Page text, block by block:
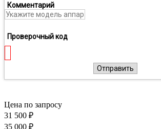
Комментарий
Проверочный код
Отправить
Цена по запросу
31 500 ₽
35 000 ₽